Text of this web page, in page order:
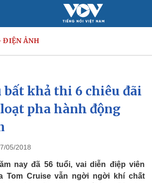
ĐIỆN ẢNH
Xã hội
Tin 24h
Dự báo thời tiết
bất khả thi 6 chiêu đãi
pha hành động
05/2018
nay đã 56 tuổi, vai diễn điệp viên
Tom Cruise vẫn ngời ngời khí chất